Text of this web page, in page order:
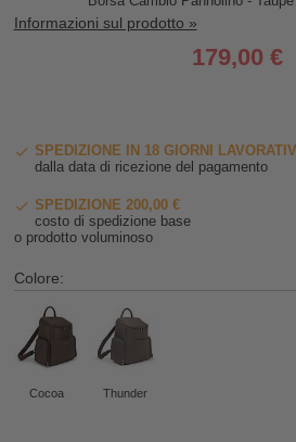
Informazioni sul prodotto »
179,00 €
SPEDIZIONE IN 18 GIORNI LAVORATIVI
dalla data di ricezione del pagamento
SPEDIZIONE 200,00 €
costo di spedizione base
o prodotto voluminoso
Colore:
Cocoa Thunder